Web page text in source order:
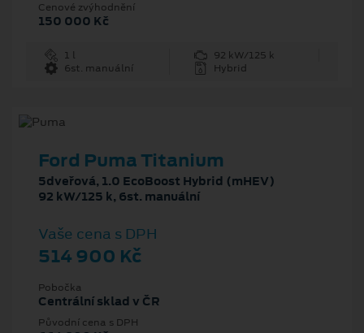
Cenové zvýhodnění
150 000 Kč
1 l
92 kW/125 k
6st. manuální
Hybrid
Ford Puma Titanium
5dveřová, 1.0 EcoBoost Hybrid (mHEV)
92 kW/125 k, 6st. manuální
Vaše cena s DPH
514 900 Kč
Pobočka
Centrální sklad v ČR
Původní cena s DPH